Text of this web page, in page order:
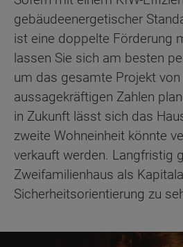
gebäudeenergetischer
ist eine doppelte Förderung
lassen Sie sich am besten
um das gesamte Projekt
aussagekräftigen Zahlen
in Zukunft lässt sich das
zweite Wohneinheit könnte
verkauft werden. Langfristig
Zweifamilienhaus als
Sicherheitsorientierung zu